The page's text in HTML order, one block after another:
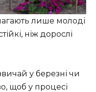
лише молоді
ніж дорослі
у березні чи
щоб у процесі